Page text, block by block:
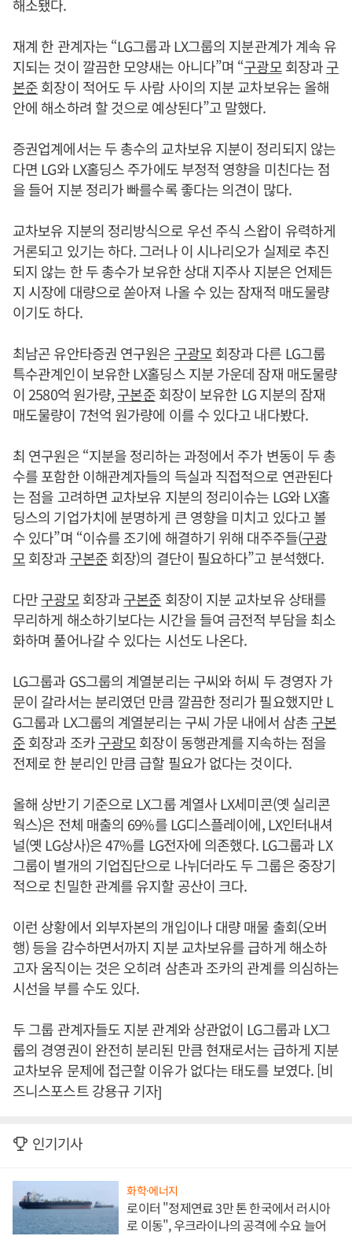
해소됐다.
재계 한 관계자는 “LG그룹과 LX그룹의 지분관계가 계속 유
지되는 것이 깔끔한 모양새는 아니다”며 “구광모회장과구
본준회장이 적어도 두 사람 사이의 지분 교차보유는 올해
안에 해소하려 할 것으로 예상된다”고 말했다.
증권업계에서는 두 총수의 교차보유 지분이 정리되지 않는
다면 LG와 LX홀딩스 주가에도 부정적 영향을 미친다는 점
을 들어 지분 정리가 빠를수록 좋다는 의견이 많다.
교차보유 지분의 정리방식으로 우선 주식 스왑이 유력하게
거론되고 있기는 하다. 그러나 이 시나리오가 실제로 추진
되지 않는 한 두 총수가 보유한 상대 지주사 지분은 언제든
지 시장에 대량으로 쏟아져 나올 수 있는 잠재적 매도물량
이기도 하다.
최남곤 유안타증권 연구원은 구광모회장과 다른 LG그룹
특수관계인이 보유한 LX홀딩스 지분 가운데 잠재 매도물량
이 2580억 원가량,구본준회장이 보유한 LG 지분의 잠재
매도물량이 7천억 원가량에 이를 수 있다고 내다봤다.
최 연구원은 “지분을 정리하는 과정에서 주가 변동이 두 총
수를 포함한 이해관계자들의 득실과 직접적으로 연관된다
는 점을 고려하면 교차보유 지분의 정리이슈는 LG와 LX홀
딩스의 기업가치에 분명하게 큰 영향을 미치고 있다고 볼
수 있다”며 “이슈를 조기에 해결하기 위해 대주주들(구광
모회장과 구본준회장)의 결단이 필요하다”고 분석했다.
다만구광모회장과구본준 회장이 지분 교차보유 상태를
무리하게 해소하기보다는 시간을 들여 금전적 부담을 최소
화하며 풀어나갈 수 있다는 시선도 나온다.
LG그룹과 GS그룹의 계열분리는 구씨와 허씨 두 경영자 가
문이 갈라서는 분리였던 만큼 깔끔한 정리가 필요했지만 L
G그룹과 LX그룹의 계열분리는 구씨 가문 내에서 삼촌구본
준회장과 조카구광모회장이 동행관계를 지속하는 점을
전제로 한 분리인 만큼 급할 필요가 없다는 것이다.
올해 상반기 기준으로 LX그룹 계열사 LX세미콘(옛 실리콘
웍스)은 전체 매출의 69%를 LG디스플레이에, LX인터내셔
널(옛 LG상사)은 47%를 LG전자에 의존했다. LG그룹과 LX
그룹이 별개의 기업집단으로 나뉘더라도 두 그룹은 중장기
적으로 친밀한 관계를 유지할 공산이 크다.
이런 상황에서 외부자본의 개입이나 대량 매물 출회(오버
행) 등을 감수하면서까지 지분 교차보유를 급하게 해소하
고자 움직이는 것은 오히려 삼촌과 조카의 관계를 의심하는
시선을 부를 수도 있다.
두 그룹 관계자들도 지분 관계와 상관없이 LG그룹과 LX그
룹의 경영권이 완전히 분리된 만큼 현재로서는 급하게 지분
교차보유 문제에 접근할 이유가 없다는 태도를 보였다. [비
즈니스포스트 강용규 기자]
인기기사
화학·에너지
로이터 "정제연료 3만 톤 한국에서 러시아
로 이동", 우크라이나의 공격에 수요 늘어